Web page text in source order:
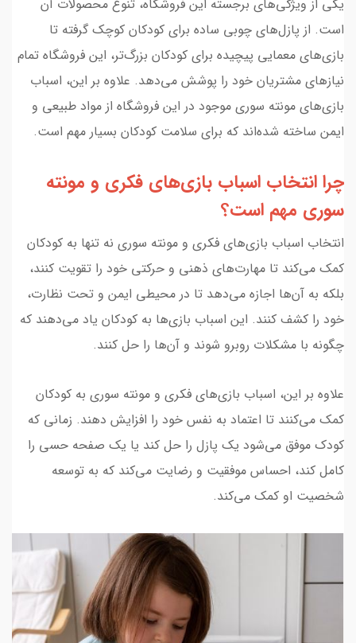
یکی از ویژگی‌های برجسته این فروشگاه، تنوع محصولات آن
است. از پازل‌های چوبی ساده برای کودکان کوچک گرفته تا
بازی‌های معمایی پیچیده برای کودکان بزرگ‌تر، این فروشگاه تمام
نیازهای مشتریان خود را پوشش می‌دهد. علاوه بر این، اسباب
بازی‌های مونته سوری موجود در این فروشگاه از مواد طبیعی و
ایمن ساخته شده‌اند که برای سلامت کودکان بسیار مهم است.
چرا انتخاب اسباب بازی‌های فکری و مونته
سوری مهم است؟
انتخاب اسباب بازی‌های فکری و مونته سوری نه تنها به کودکان
کمک می‌کند تا مهارت‌های ذهنی و حرکتی خود را تقویت کنند،
بلکه به آن‌ها اجازه می‌دهد تا در محیطی ایمن و تحت نظارت،
خود را کشف کنند. این اسباب بازی‌ها به کودکان یاد می‌دهند که
چگونه با مشکلات روبرو شوند و آن‌ها را حل کنند.
علاوه بر این، اسباب بازی‌های فکری و مونته سوری به کودکان
کمک می‌کنند تا اعتماد به نفس خود را افزایش دهند. زمانی که
کودک موفق می‌شود یک پازل را حل کند یا یک صفحه حسی را
کامل کند، احساس موفقیت و رضایت می‌کند که به توسعه
شخصیت او کمک می‌کند.